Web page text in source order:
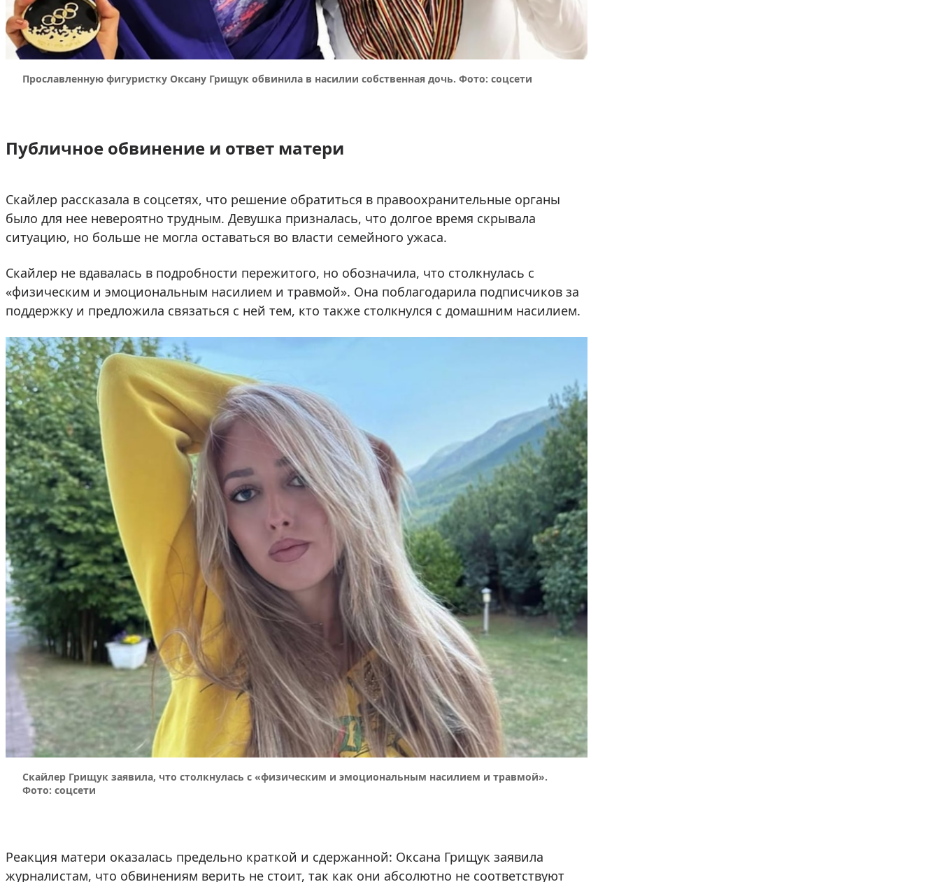
Прославленную фигуристку Оксану Грищук обвинила в насилии собственная дочь. Фото: соцсети
Публичное обвинение и ответ матери
Скайлер рассказала в соцсетях, что решение обратиться в правоохранительные органы
было для нее невероятно трудным. Девушка призналась, что долгое время скрывала
ситуацию, но больше не могла оставаться во власти семейного ужаса.
Скайлер не вдавалась в подробности пережитого, но обозначила, что столкнулась с
«физическим и эмоциональным насилием и травмой». Она поблагодарила подписчиков за
поддержку и предложила связаться с ней тем, кто также столкнулся с домашним насилием.
Скайлер Грищук заявила, что столкнулась с «физическим и эмоциональным насилием и травмой».
Фото: соцсети
Реакция матери оказалась предельно краткой и сдержанной: Оксана Грищук заявила
журналистам, что обвинениям верить не стоит, так как они абсолютно не соответствуют